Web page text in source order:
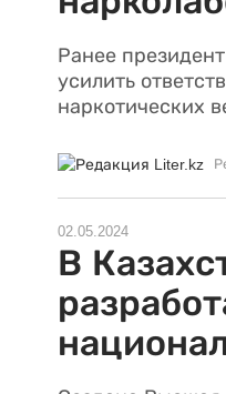
Ранее
усилить
наркотических
02.05.2024
В